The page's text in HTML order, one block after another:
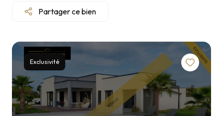
CONTACT
Partager ce bien
Exclusivité